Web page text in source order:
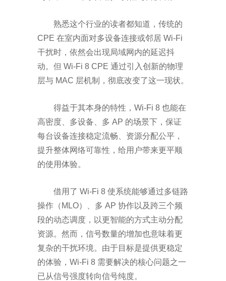
熟悉这个行业的读者都知道， 传统的
CPE 在室内面对多设备连接或邻居 Wi-Fi
干扰时，依然会出现局域网内的延迟抖
动。 但 Wi-Fi 8 CPE 通过引入创新的物理
层与 MAC 层机制，彻底改变了这一现状。
得益于其本身的特性， Wi-Fi 8 也能在
高密度、多设备、多 AP 的场景下，保证
每台设备连接稳定流畅、资源分配公平，
提升整体网络可靠性，给用户带来更平顺
的使用体验。
借用了 Wi-Fi 8 使系统能够通过多链路
操作（ MLO）、多 AP 协作以及跨三个频
段的动态调度，以更智能的方式主动分配
资源。然而，信号数量的增加也意味着更
复杂的干扰环境。由于目标是提供更稳定
的体验， Wi-Fi 8 需要解决的核心问题之一
已从信号强度转向信号纯度。